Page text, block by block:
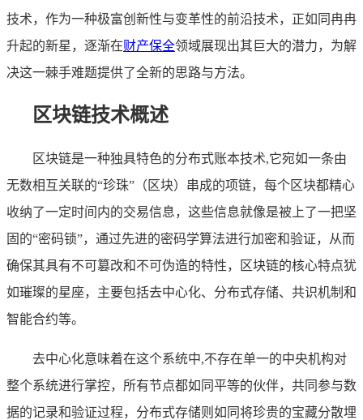
技术，作为一种极富创新性与变革性的前沿技术，正如同冉冉
升起的新星，逐渐在财产保全领域展现出其巨大的潜力，为解
决这一棘手难题提供了全新的思路与方法。
区块链技术概述
区块链是一种独具特色的分布式账本技术,它宛如一条由
无数相互关联的“珍珠”（区块）串成的项链，每个区块都精心
收纳了一定时间内的交易信息，这些信息就像是被上了一把坚
固的“密码锁”，通过先进的密码学算法进行加密和验证，从而
确保其具有不可篡改和不可伪造的特性，区块链的核心特点犹
如璀璨的星座，主要包括去中心化、分布式存储、共识机制和
智能合约等。
去中心化意味着在这个系统中,不存在单一的中央机构对
整个系统进行掌控，所有节点都如同平等的伙伴，共同参与数
据的记录和验证过程，分布式存储则如同将珍贵的宝藏分散埋